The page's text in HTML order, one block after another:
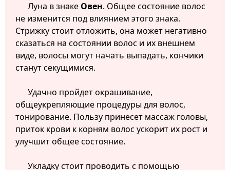
Луна в знаке Овен. Общее состояние волос
не изменится под влиянием этого знака.
Стрижку стоит отложить, она может негативно
сказаться на состоянии волос и их внешнем
виде, волосы могут начать выпадать, кончики
станут секущимися.
Удачно пройдет окрашивание,
общеукрепляющие процедуры для волос,
тонирование. Пользу принесет массаж головы,
приток крови к корням волос ускорит их рост и
улучшит общее состояние.
Укладку стоит проводить с помощью